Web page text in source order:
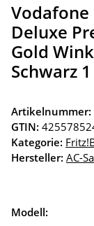
Deluxe
Gold
Schwarz
Artikelnummer:
GTIN:
Kategorie:
Hersteller: AC-
Modell: